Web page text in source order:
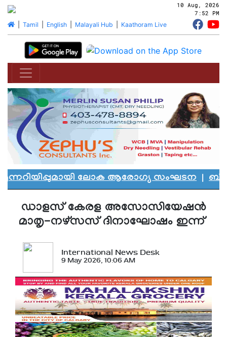
10 Aug, 2026
7:52 PM
| Tamil English| Malayali Hub Kaathoram Live
ലോക ആരോഗ്യ സംഘടന|
ഡാളസ് കേരള അസോസിയേഷന്‍
മാതൃ-നഴ്‌സസ് ദിനാഘോഷം ഇന്ന്
International News Desk
9 May 2026, 10:06 AM